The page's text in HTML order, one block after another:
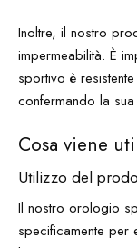
Inoltre, il nostro
impermeabilità. È
sportivo è
confermando la
Cosa viene
Utilizzo del
Il nostro orologio
specificamente per